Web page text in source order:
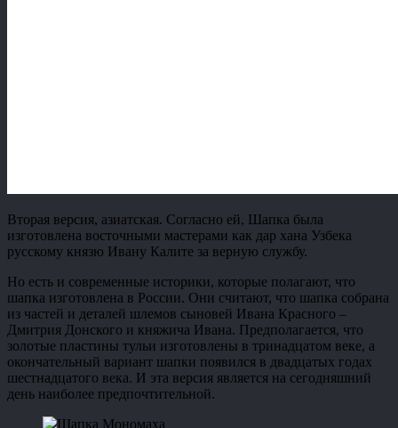
Вторая версия, азиатская. Согласно ей, Шапка была
изготовлена восточными мастерами как дар хана Узбека
русскому князю Ивану Калите за верную службу.
Но есть и современные историки, которые полагают, что
шапка изготовлена в России. Они считают, что шапка собрана
из частей и деталей шлемов сыновей Ивана Красного –
Дмитрия Донского и княжича Ивана. Предполагается, что
золотые пластины тульи изготовлены в тринадцатом веке, а
окончательный вариант шапки появился в двадцатых годах
шестнадцатого века. И эта версия является на сегодняшний
день наиболее предпочтительной.